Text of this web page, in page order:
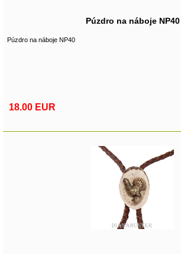
Púzdro na náboje NP40
Púzdro na náboje NP40
18.00 EUR